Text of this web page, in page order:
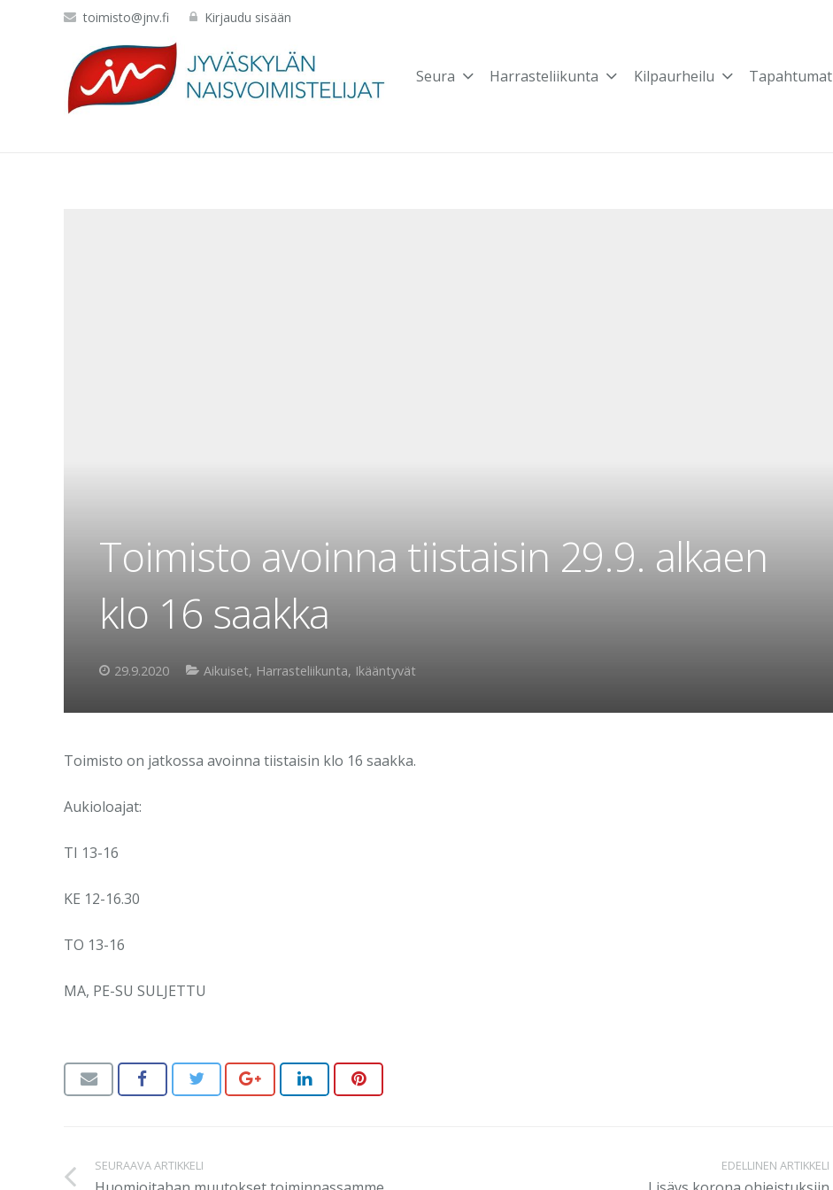
toimisto@jnv.fi Kirjaudu sisään
Seura Harrasteliikunta Kilpaurheilu Tapahtumat
Toimisto avoinna tiistaisin 29.9. alkaen
klo 16 saakka
29.9.2020 Aikuiset, Harrasteliikunta, Ikääntyvät
Toimisto on jatkossa avoinna tiistaisin klo 16 saakka.
Aukioloajat:
TI 13-16
KE 12-16.30
TO 13-16
MA, PE-SU SULJETTU
EDELLINEN ARTIKKELI
SEURAAVA ARTIKKELI